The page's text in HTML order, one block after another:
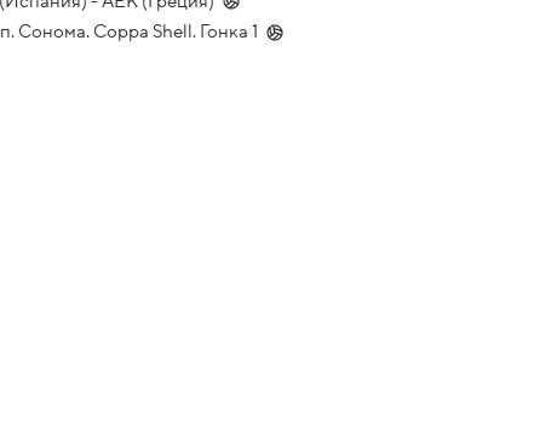
Сонома. Coppa Shell. Гонка 1